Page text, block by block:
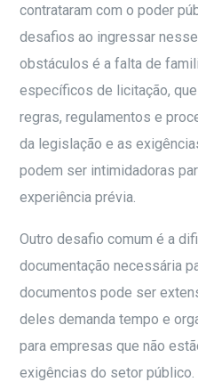
contrataram com o poder
desafios ao ingressar
obstáculos é a falta de
específicos de licitação,
regras, regulamentos e
da legislação e as
podem ser intimidadoras
experiência prévia.
Outro desafio comum é a
documentação necessária
documentos pode ser
deles demanda tempo e
para empresas que não
exigências do setor público.